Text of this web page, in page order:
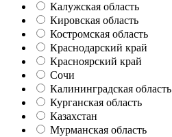
Калужская область
Кировская область
Костромская область
Краснодарский край
Красноярский край
Сочи
Калининградская область
Курганская область
Казахстан
Мурманская область